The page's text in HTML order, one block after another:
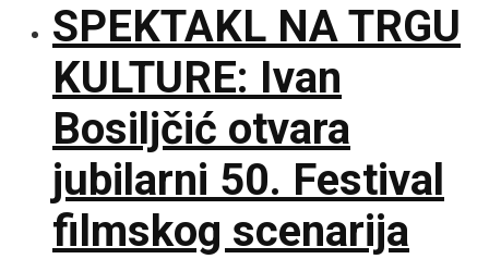
SPEKTAKL NA TRGU
KULTURE: Ivan
Bosiljčić otvara
jubilarni 50. Festival
filmskog scenarija